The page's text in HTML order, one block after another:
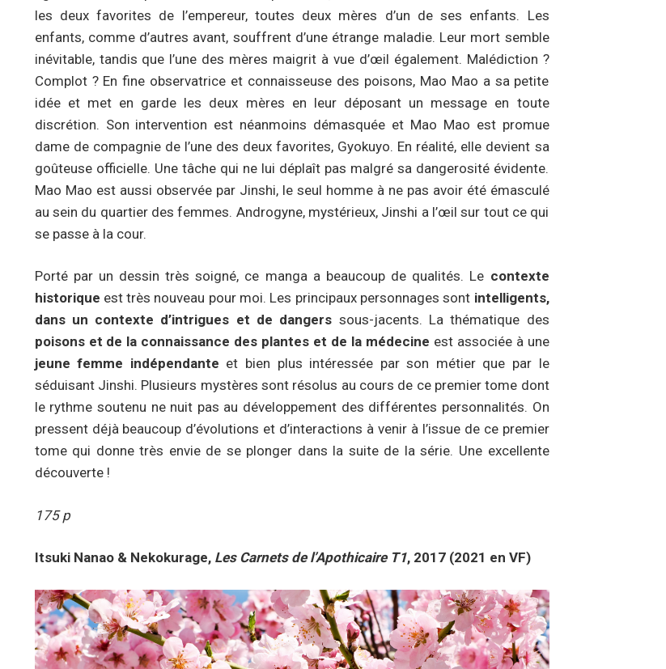
les deux favorites de l’empereur, toutes deux mères d’un de ses enfants. Les
enfants, comme d’autres avant, souffrent d’une étrange maladie. Leur mort semble
inévitable, tandis que l’une des mères maigrit à vue d’œil également. Malédiction ?
Complot ? En fine observatrice et connaisseuse des poisons, Mao Mao a sa petite
idée et met en garde les deux mères en leur déposant un message en toute
discrétion. Son intervention est néanmoins démasquée et Mao Mao est promue
dame de compagnie de l’une des deux favorites, Gyokuyo. En réalité, elle devient sa
goûteuse officielle. Une tâche qui ne lui déplaît pas malgré sa dangerosité évidente.
Mao Mao est aussi observée par Jinshi, le seul homme à ne pas avoir été émasculé
au sein du quartier des femmes. Androgyne, mystérieux, Jinshi a l’œil sur tout ce qui
se passe à la cour.
Porté par un dessin très soigné, ce manga a beaucoup de qualités. Le contexte
historique est très nouveau pour moi. Les principaux personnages sont intelligents,
dans un contexte d’intrigues et de dangers sous-jacents. La thématique des
poisons et de la connaissance des plantes et de la médecine est associée à une
jeune femme indépendante et bien plus intéressée par son métier que par le
séduisant Jinshi. Plusieurs mystères sont résolus au cours de ce premier tome dont
le rythme soutenu ne nuit pas au développement des différentes personnalités. On
pressent déjà beaucoup d’évolutions et d’interactions à venir à l’issue de ce premier
tome qui donne très envie de se plonger dans la suite de la série. Une excellente
découverte !
175 p
Itsuki Nanao & Nekokurage, Les Carnets de l’Apothicaire T1, 2017 (2021 en VF)